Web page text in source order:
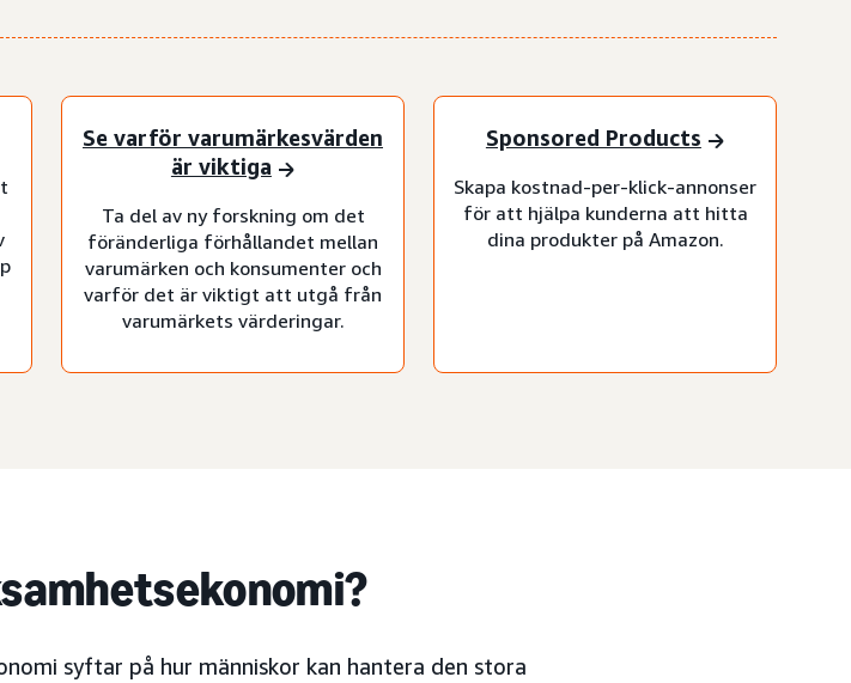
Se varför varumärkesvärden
är viktiga
Ta del av ny forskning om det
föränderliga förhållandet mellan
varumärken och konsumenter och
varför det är viktigt att utgå från
varumärkets värderingar.
Sponsored Products
Skapa kostnad-per-klick-annonser
för att hjälpa kunderna att hitta
dina produkter på Amazon.
syftar på hur människor kan hantera den stora